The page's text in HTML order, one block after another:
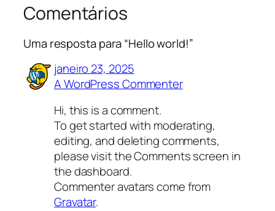
Comentários
Uma resposta para “Hello world!”
janeiro 23, 2025
A WordPress Commenter
Hi, this is a comment.
To get started with moderating,
editing, and deleting comments,
please visit the Comments screen in
the dashboard.
Commenter avatars come from
Gravatar.